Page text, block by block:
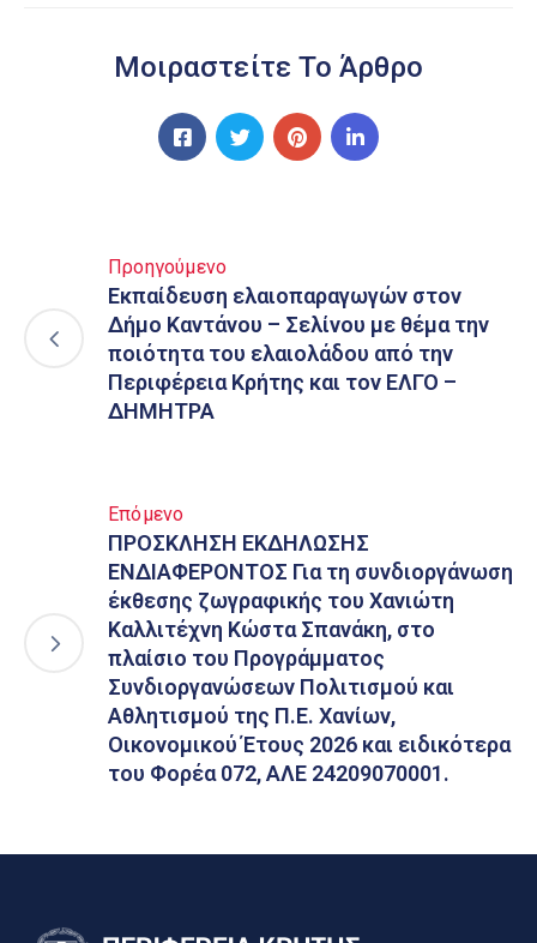
Μοιραστείτε Το Άρθρο
Προηγούμενο
Εκπαίδευση ελαιοπαραγωγών στον
Δήμο Καντάνου – Σελίνου με θέμα την
ποιότητα του ελαιολάδου από την
Περιφέρεια Κρήτης και τον ΕΛΓΟ –
ΔΗΜΗΤΡΑ
Επόμενο
ΠΡΟΣΚΛΗΣΗ ΕΚΔΗΛΩΣΗΣ
ΕΝΔΙΑΦΕΡΟΝΤΟΣ Για τη συνδιοργάνωση
έκθεσης ζωγραφικής του Χανιώτη
Καλλιτέχνη Κώστα Σπανάκη, στο
πλαίσιο του Προγράμματος
Συνδιοργανώσεων Πολιτισμού και
Αθλητισμού της Π.Ε. Χανίων,
Οικονομικού Έτους 2026 και ειδικότερα
του Φορέα 072, ΑΛΕ 24209070001.